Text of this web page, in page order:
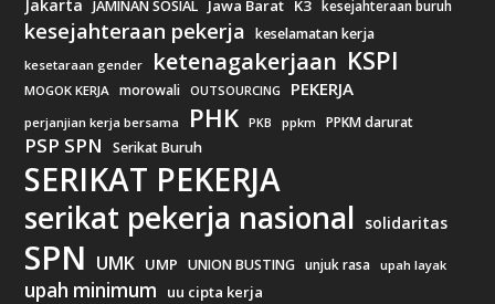
Jakarta JAMINAN SOSIAL Jawa Barat K3 kesejahteraan buruh
kesejahteraan pekerja keselamatan kerja
kesetaraan gender ketenagakerjaan KSPI
MOGOK KERJA morowali OUTSOURCING PEKERJA
perjanjian kerja bersama PHK PKB ppkm PPKM darurat
PSP SPN Serikat Buruh
SERIKAT PEKERJA
serikat pekerja nasional solidaritas
SPN UMK UMP UNION BUSTING unjuk rasa upah layak
upah minimum uu cipta kerja